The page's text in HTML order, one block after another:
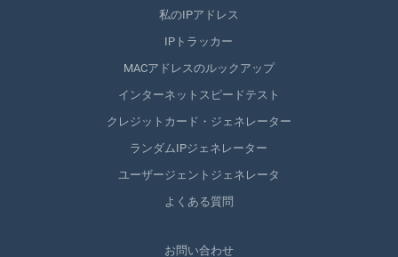
私のIPアドレス
IPトラッカー
MACアドレスのルックアップ
インターネットスピードテスト
クレジットカード・ジェネレーター
ランダムIPジェネレーター
ユーザージェントジェネレータ
よくある質問
お問い合わせ